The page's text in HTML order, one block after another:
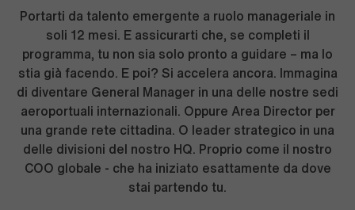
Portarti da talento emergente a ruolo manageriale in
soli 12 mesi. E assicurarti che, se completi il
programma, tu non sia solo pronto a guidare – ma lo
stia già facendo. E poi? Si accelera ancora. Immagina
di diventare General Manager in una delle nostre sedi
aeroportuali internazionali. Oppure Area Director per
una grande rete cittadina. O leader strategico in una
delle divisioni del nostro HQ. Proprio come il nostro
COO globale - che ha iniziato esattamente da dove
stai partendo tu.